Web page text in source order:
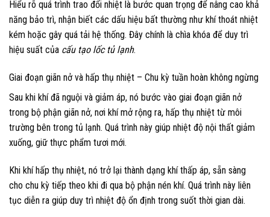
Hiểu rõ quá trình trao đổi nhiệt là bước quan trọng để nâng cao khả
năng bảo trì, nhận biết các dấu hiệu bất thường như khí thoát nhiệt
kém hoặc gây quá tải hệ thống. Đây chính là chìa khóa để duy trì
hiệu suất của cấu tạo lốc tủ lạnh.
Giai đoạn giãn nở và hấp thụ nhiệt – Chu kỳ tuần hoàn không ngừng
Sau khi khí đã nguội và giảm áp, nó bước vào giai đoạn giãn nở
trong bộ phận giãn nở, nơi khí mở rộng ra, hấp thụ nhiệt từ môi
trường bên trong tủ lạnh. Quá trình này giúp nhiệt độ nội thất giảm
xuống, giữ thực phẩm tươi mới.
Khi khí hấp thụ nhiệt, nó trở lại thành dạng khí thấp áp, sẵn sàng
cho chu kỳ tiếp theo khi đi qua bộ phận nén khí. Quá trình này liên
tục diễn ra giúp duy trì nhiệt độ ổn định trong suốt thời gian dài.